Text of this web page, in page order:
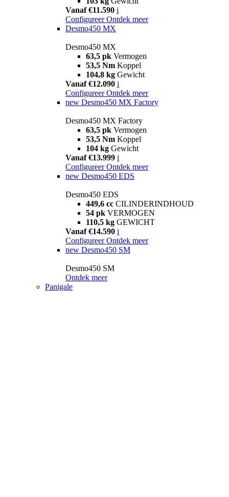
Vanaf €11.590 i
Configureer Ontdek meer
Desmo450 MX
Desmo450 MX
63,5 pk Vermogen
53,5 Nm Koppel
104,8 kg Gewicht
Vanaf €12.090 i
Configureer Ontdek meer
new Desmo450 MX Factory
Desmo450 MX Factory
63,5 pk Vermogen
53,5 Nm Koppel
104 kg Gewicht
Vanaf €13.999 i
Configureer Ontdek meer
new Desmo450 EDS
Desmo450 EDS
449,6 cc CILINDERINDHOUD
54 pk VERMOGEN
110,5 kg GEWICHT
Vanaf €14.590 i
Configureer Ontdek meer
new Desmo450 SM
Desmo450 SM
Ontdek meer
Panigale